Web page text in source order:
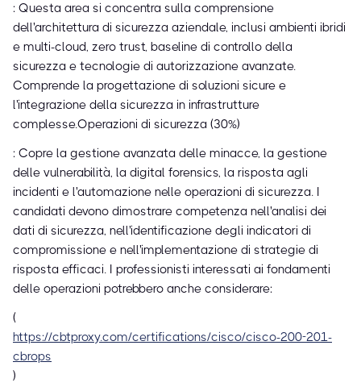
: Questa area si concentra sulla comprensione
dell'architettura di sicurezza aziendale, inclusi ambienti ibridi
e multi-cloud, zero trust, baseline di controllo della
sicurezza e tecnologie di autorizzazione avanzate.
Comprende la progettazione di soluzioni sicure e
l'integrazione della sicurezza in infrastrutture
complesse.Operazioni di sicurezza (30%)
: Copre la gestione avanzata delle minacce, la gestione
delle vulnerabilità, la digital forensics, la risposta agli
incidenti e l'automazione nelle operazioni di sicurezza. I
candidati devono dimostrare competenza nell'analisi dei
dati di sicurezza, nell'identificazione degli indicatori di
compromissione e nell'implementazione di strategie di
risposta efficaci. I professionisti interessati ai fondamenti
delle operazioni potrebbero anche considerare:
(
https://cbtproxy.com/certifications/cisco/cisco-200-201-
cbrops
)